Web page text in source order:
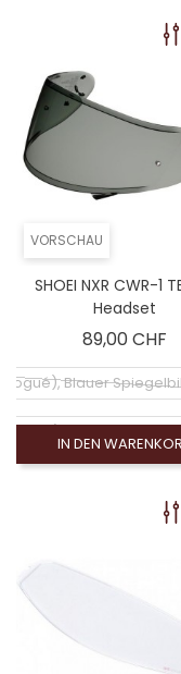
VORSCHAU
SHOEI NXR CWR-1
Headset
89,00 CHF
Blauer
Goldener
Leinwand
Silberner
Écran fumé
IN DEN